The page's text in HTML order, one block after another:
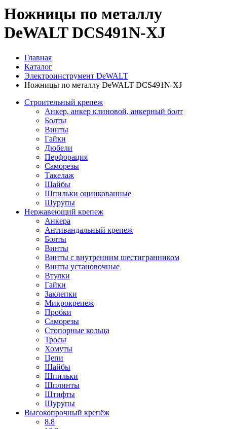
Ножницы по металлу
DeWALT DCS491N-XJ
Главная
Каталог
Электроинструмент DeWALT
Ножницы по металлу DeWALT DCS491N-XJ
Строительный крепеж
Анкер, анкер клиновой, анкерный болт
Болты
Винты
Гайки
Дюбели
Перфорация
Саморезы
Такелаж
Шайбы
Шпильки оцинкованные
Шурупы
Нержавеющий крепеж
Анкера
Антивандальный крепеж
Болты
Винты
Винты с внутренним шестигранником
Винты установочные
Втулки
Гайки
Заклепки
Микрокрепеж
Пробки
Саморезы
Стопорные кольца
Тросы
Хомуты
Цепи
Шайбы
Шпильки
Шплинты
Штифты
Шурупы
Высокопрочный крепёж
8.8